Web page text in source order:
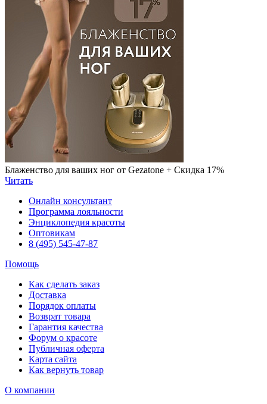
Блаженство для ваших ног от Gezatone + Скидка 17%
Читать
Онлайн консультант
Программа лояльности
Энциклопедия красоты
Оптовикам
8 (495) 545-47-87
Помощь
Как сделать заказ
Доставка
Порядок оплаты
Возврат товара
Гарантия качества
Форум о красоте
Публичная оферта
Карта сайта
Как вернуть товар
О компании